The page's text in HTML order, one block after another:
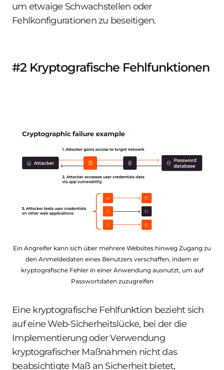
um etwaige Schwachstellen oder
Fehlkonfigurationen zu beseitigen.
#2 Kryptografische Fehlfunktionen
Ein Angreifer kann sich über mehrere Websites hinweg Zugang zu
den Anmeldedaten eines Benutzers verschaffen, indem er
kryptografische Fehler in einer Anwendung ausnutzt, um auf
Passwortdaten zuzugreifen
Eine kryptografische Fehlfunktion bezieht sich
auf eine Web-Sicherheitslücke, bei der die
Implementierung oder Verwendung
kryptografischer Maßnahmen nicht das
beabsichtigte Maß an Sicherheit bietet,